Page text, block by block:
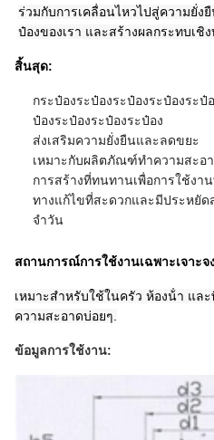
ร่วมกับการเคลื่อนไหวไปสู่ความยั่ง
ป๋องของเรา และสร้างผลกระทบเชิ
สิ้นสุด:
กระป๋องระป๋องระป๋องระป๋องระป๋
ป๋องระป๋องระป๋องระป๋อง
ส่งเสริมความยั่งยืนและลดขยะ
เหมาะกับผลิตภัณฑ์ทําความสะอ
การสร้างที่ทนทานเพื่อการใช้งา
ทางแก้ไขที่สะดวกและมีประหยั
จําวัน
สถานการณ์การใช้งานเฉพาะเจาะจ
เหมาะสําหรับใช้ในครัว ห้องน้ํา แล
ความสะอาดบ่อยๆ
ข้อมูลการใช้งาน: